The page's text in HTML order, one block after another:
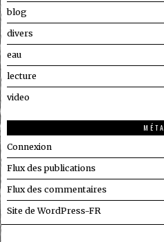
blog
divers
eau
lecture
video
MÉTA
Connexion
Flux des publications
Flux des commentaires
Site de WordPress-FR